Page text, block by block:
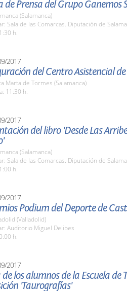
de Prensa del Grupo Ganemos
(Salamanca)
Sala de las Comarcas. Diputación de
h.
2017
del Centro Asistencial
Marta de Tormes (Salamanca)
11:30 h.
2017
del libro 'Desde Las
(Salamanca)
Sala de las Comarcas. Diputación de
h.
2017
Podium del Deporte de
(Valladolid)
Auditorio Miguel Delibes
h.
2017
los alumnos de la Escuela
'Taurografías'